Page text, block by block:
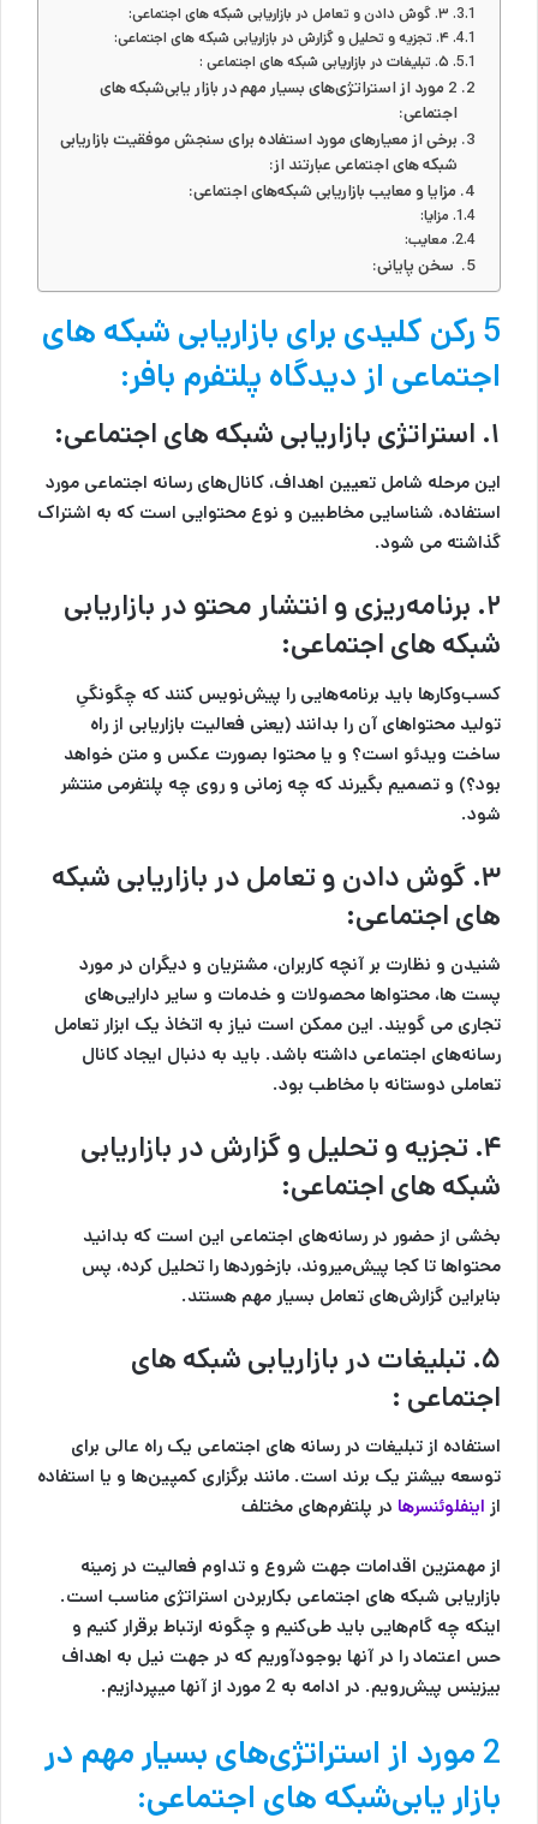
۳. گوش دادن و تعامل در بازاریابی شبکه های اجتماعی:
۴. تجزیه و تحلیل و گزارش در بازاریابی شبکه های اجتماعی:
۵. تبلیغات در بازاریابی شبکه های اجتماعی :
2 مورد از استراتژی‌های بسیار مهم در بازار یابی‌شبکه‌ های
اجتماعی:
برخی از معیارهای مورد استفاده برای سنجش موفقیت بازاریابی
شبکه های اجتماعی عبارتند از:
مزایا و معایب بازاریابی شبکه‌های اجتماعی:
مزایا:
معایب:
سخن پایانی:
5 رکن کلیدی برای بازاریابی شبکه
های
اجتماعی از دیدگاه پلتفرم بافر:
۱. استراتژی بازاریابی شبکه های اجتماعی:
این مرحله شامل تعیین اهداف، کانال‌های رسانه اجتماعی مورد
استفاده، شناسایی مخاطبین و نوع محتوایی است که به اشتراک
گذاشته می شود.
۲. برنامه‌ریزی و انتشار محتو در
بازاریابی
شبکه های اجتماعی:
کسب‌وکارها باید برنامه‌هایی را پیش‌نویس کنند که چگونگیِ
تولید محتواهای آن را بدانند (یعنی فعالیت بازاریابی از راه
ساخت ویدئو است؟ و یا محتوا بصورت عکس و متن خواهد
بود؟) و تصمیم بگیرند که چه زمانی و روی چه پلتفرمی منتشر
شود.
۳. گوش دادن و تعامل در
بازاریابی شبکه
های اجتماعی:
شنیدن و نظارت بر آنچه کاربران، مشتریان و دیگران در مورد
پست ها، محتواها محصولات و خدمات و سایر دارایی‌های
تجاری می گویند. این ممکن است نیاز به اتخاذ یک ابزار تعامل
رسانه‌های اجتماعی داشته باشد. باید به دنبال ایجاد کانال
تعاملی دوستانه با مخاطب بود.
۴. تجزیه و تحلیل و گزارش در
بازاریابی
شبکه های اجتماعی:
بخشی از حضور در رسانه‌های اجتماعی این است که بدانید
محتواها تا کجا پیش‌میروند، بازخورد‌ها را تحلیل کرده، پس
بنابراین گزارش‌های تعامل بسیار مهم هستند.
۵. تبلیغات در
بازاریابی شبکه های
اجتماعی :
استفاده از تبلیغات در رسانه های اجتماعی یک راه عالی برای
توسعه بیشتر یک برند است. مانند برگزاری کمپین‌ها و یا استفاده
از اینفلوئنسرها در پلتفرم‌های مختلف
از مهمترین اقدامات جهت شروع و تداوم فعالیت در زمینه
بازاریابی شبکه های اجتماعی بکاربردن استراتژی مناسب است.
اینکه چه گام‌هایی باید طی‌کنیم و چگونه ارتباط برقرار کنیم و
حس اعتماد را در آنها بوجودآوریم که در جهت نیل به اهداف
بیزینس پیش‌رویم. در ادامه به 2 مورد از آنها میپردازیم.
2 مورد از استراتژی‌های بسیار مهم در
بازار یابی‌شبکه‌ های اجتماعی: